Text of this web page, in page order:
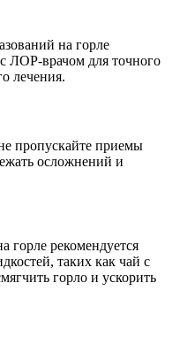
на горле
с ЛОР-врачом для точного
лечения.
пропускайте приемы
осложнений и
горле рекомендуется
таких как чай с
горло и ускорить